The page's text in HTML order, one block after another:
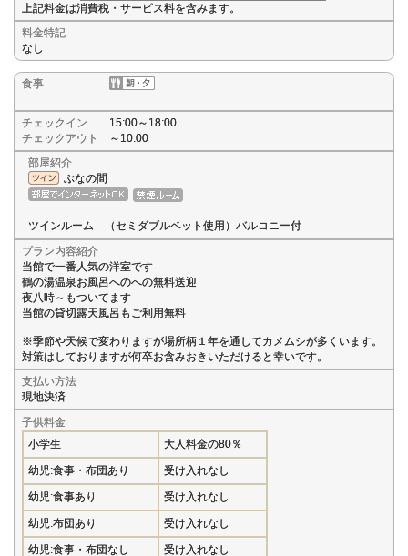
上記料金は消費税・サービス料を含みます。
料金特記
なし
食事
チェックイン
15:00～18:00
チェックアウト
～10:00
部屋紹介
ぶなの間
ツインルーム （セミダブルベット使用）バルコニー付
プラン内容紹介
当館で一番人気の洋室です
鶴の湯温泉お風呂へのへの無料送迎
夜八時～もついてます
当館の貸切露天風呂もご利用無料
※季節や天候で変わりますが場所柄１年を通してカメムシが多くいます。
対策はしておりますが何卒お含みおきいただけると幸いです。
支払い方法
現地決済
子供料金
小学生
大人料金の80％
幼児:食事・布団あり 受け入れなし
幼児:食事あり 受け入れなし
幼児:布団あり 受け入れなし
幼児:食事・布団なし 受け入れなし